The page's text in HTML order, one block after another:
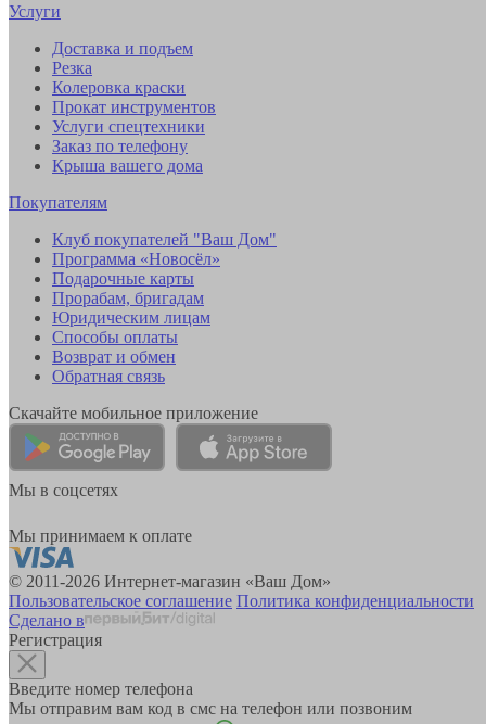
Услуги
Доставка и подъем
Резка
Колеровка краски
Прокат инструментов
Услуги спецтехники
Заказ по телефону
Крыша вашего дома
Покупателям
Клуб покупателей "Ваш Дом"
Программа «Новосёл»
Подарочные карты
Прорабам, бригадам
Юридическим лицам
Способы оплаты
Возврат и обмен
Обратная связь
Скачайте мобильное приложение
Мы в соцсетях
Мы принимаем к оплате
© 2011-2026 Интернет-магазин «Ваш Дом»
Пользовательское соглашение Политика конфиденциальности
Сделано в
Регистрация
Введите номер телефона
Мы отправим вам код в смс на телефон или позвоним